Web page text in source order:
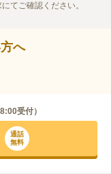
てご確認ください。
へ
受付）
通話
無料